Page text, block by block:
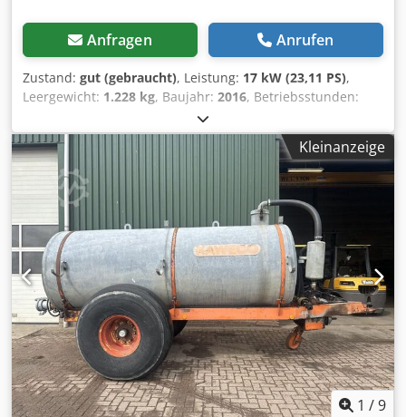
Anfragen Anrufen
Zustand: gut (gebraucht), Leistung: 17 kW (23,11 PS),
Leergewicht: 1.228 kg, Baujahr: 2016, Betriebsstunden:
, Fahrzeugbeschreibung Kompaktlader BOBCAT S70
Bj. 2016 lt. Zähler 1.844 Stunden 1.228 KG 17,2 KW - incl.
Schaufel - mech. Schnellwechsler - Zusatzkreis bis
Gabelrtäger - schöne Maschine - sofort einsatzbereit
Djdpox Elfvjfx Apyock Verkaufspreis: 9.900,-- netto auch
günstige Zustellung möglich!
Kleinanzeige
1 /9